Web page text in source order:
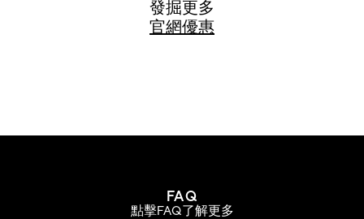
發掘更多
官網優惠
FAQ
點擊FAQ了解更多